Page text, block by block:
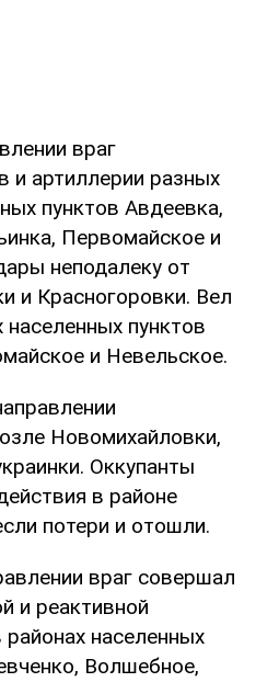
враг
и артиллерии разных
пунктов Авдеевка,
Первомайское и
неподалеку от
и Красногоровки. Вел
населенных пунктов
и Невельское.
Новомихайловки,
Оккупанты
в районе
потери и отошли.
враг совершал
и реактивной
населенных
Волшебное,